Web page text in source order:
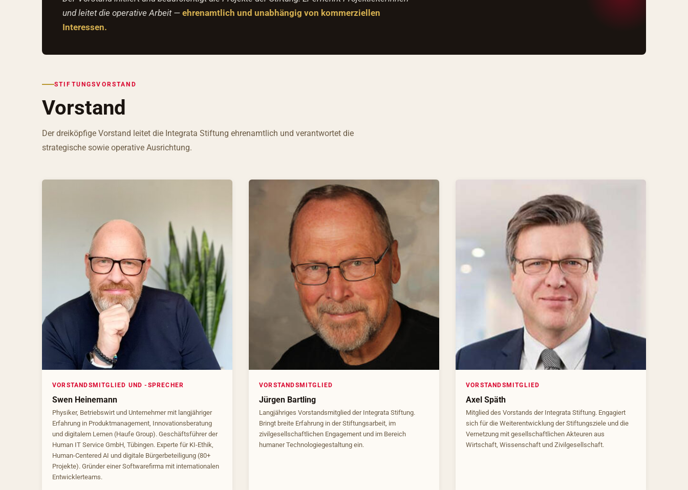
und leitet die operative Arbeit — ehrenamtlich und unabhängig von kommerziellen
Interessen.
STIFTUNGSVORSTAND
Vorstand
Der dreiköpfige Vorstand leitet die Integrata Stiftung ehrenamtlich und verantwortet die
strategische sowie operative Ausrichtung.
VORSTANDSMITGLIED UND -SPRECHER
Swen Heinemann
Physiker, Betriebswirt und Unternehmer mit langjähriger
Erfahrung in Produktmanagement, Innovationsberatung
und digitalem Lernen (Haufe Group). Geschäftsführer der
Human IT Service GmbH, Tübingen. Experte für KI-Ethik,
Human-Centered AI und digitale Bürgerbeteiligung (80+
Projekte). Gründer einer Softwarefirma mit internationalen
Entwicklerteams.
VORSTANDSMITGLIED
Jürgen Bartling
Langjähriges Vorstandsmitglied der Integrata Stiftung.
Bringt breite Erfahrung in der Stiftungsarbeit, im
zivilgesellschaftlichen Engagement und im Bereich
humaner Technologiegestaltung ein.
VORSTANDSMITGLIED
Axel Späth
Mitglied des Vorstands der Integrata Stiftung. Engagiert
sich für die Weiterentwicklung der Stiftungsziele und die
Vernetzung mit gesellschaftlichen Akteuren aus
Wirtschaft, Wissenschaft und Zivilgesellschaft.